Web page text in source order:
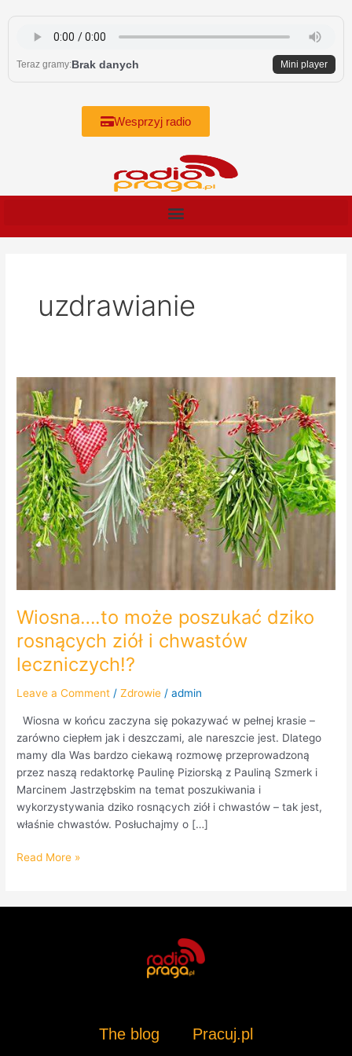
content
Teraz gramy:Brak danych Mini player
Wesprzyj radio
uzdrawianie
Wiosna….to może poszukać dziko
rosnących ziół i chwastów
leczniczych!?
Leave a Comment /Zdrowie /admin
Wiosna w końcu zaczyna się pokazywać w pełnej krasie –
zarówno ciepłem jak i deszczami, ale nareszcie jest. Dlatego
mamy dla Was bardzo ciekawą rozmowę przeprowadzoną
przez naszą redaktorkę Paulinę Piziorską z Pauliną Szmerk i
Marcinem Jastrzębskim na temat poszukiwania i
wykorzystywania dziko rosnących ziół i chwastów – tak jest,
właśnie chwastów. Posłuchajmy o […]
Wiosna….to
może
poszukać
dziko
rosnących
ziół
i
chwastów
leczniczych!?
Read More »
The blog Pracuj.pl